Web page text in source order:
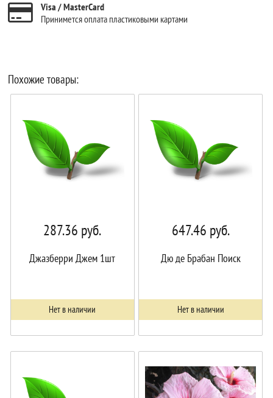
Visa / MasterCard
Принимется оплата пластиковыми картами
Похожие товары:
287.36 руб.
Джазберри Джем 1шт
Нет в наличии
647.46 руб.
Дю де Брабан Поиск
Нет в наличии